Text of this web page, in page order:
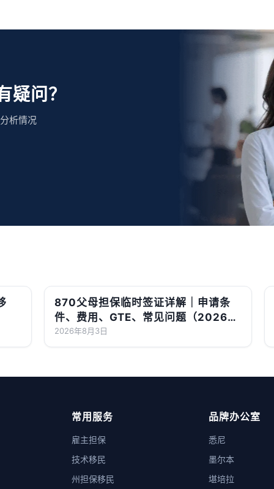
疑问？
析情况
870父母担保临时签证详解｜申请条
件、费用、GTE、常见问题（2026最
新版）
2026年8月3日
常用服务
雇主担保
技术移民
州担保移民
品牌办公室
悉尼
墨尔本
堪培拉